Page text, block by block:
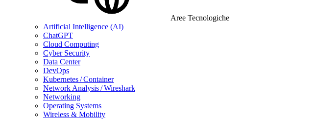
Aree Tecnologiche
Artificial Intelligence (AI)
ChatGPT
Cloud Computing
Cyber Security
Data Center
DevOps
Kubernetes / Container
Network Analysis / Wireshark
Networking
Operating Systems
Wireless & Mobility